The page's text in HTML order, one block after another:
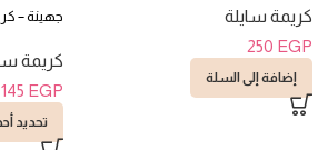
كريمة سايلة
250 EGP
إضافة إلى السلة
جهينة –
كريمة
145 EGP
تحديد